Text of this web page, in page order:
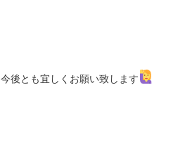
今後とも宜しくお願い致します